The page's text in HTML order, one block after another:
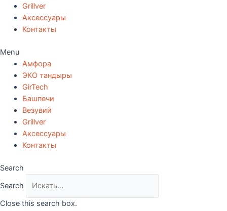
Grillver
Аксессуары
Контакты
Menu
Амфора
ЭКО тандыры
GirTech
Башпечи
Везувий
Grillver
Аксессуары
Контакты
Search
Search
Close this search box.